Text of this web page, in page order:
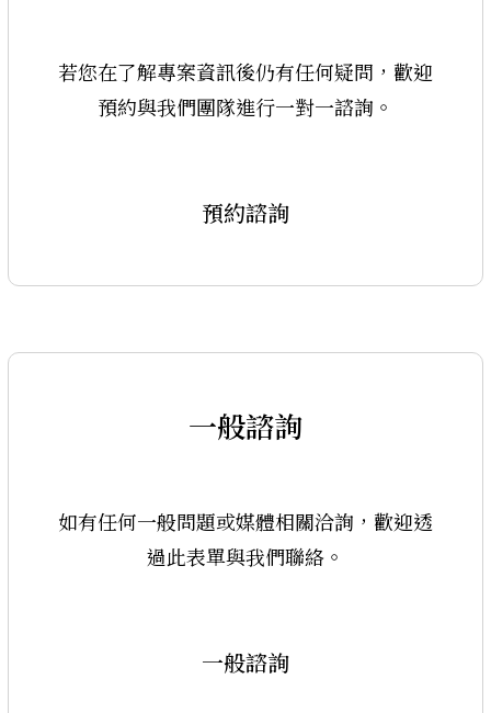
若您在了解專案資訊後仍有任何疑問，歡迎
預約與我們團隊進行一對一諮詢。
預約諮詢
一般諮詢
如有任何一般問題或媒體相關洽詢，歡迎透
過此表單與我們聯絡。
一般諮詢